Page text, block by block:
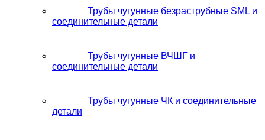
Трубы чугунные безраструбные SML и
соединительные детали
Трубы чугунные ВЧШГ и
соединительные детали
Трубы чугунные ЧК и соединительные
детали